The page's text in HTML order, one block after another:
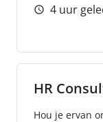
4 uur
HR
Hou je ervan